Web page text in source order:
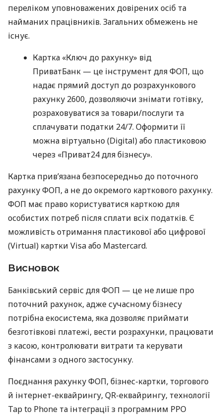
переліком уповноважених довірених осіб та
найманих працівників. Загальних обмежень не
існує.
Картка «Ключ до рахунку» від
ПриватБанк — це інструмент для ФОП, що
надає прямий доступ до розрахункового
рахунку 2600, дозволяючи знімати готівку,
розраховуватися за товари/послуги та
сплачувати податки 24/7. Оформити її
можна віртуально (Digital) або пластиковою
через «Приват24 для бізнесу».
Картка прив’язана безпосередньо до поточного
рахунку ФОП, а не до окремого карткового рахунку.
ФОП має право користуватися карткою для
особистих потреб після сплати всіх податків. Є
можливість отримання пластикової або цифрової
(Virtual) картки Visa або Mastercard.
Висновок
Банківський сервіс для ФОП — це не лише про
поточний рахунок, адже сучасному бізнесу
потрібна екосистема, яка дозволяє приймати
безготівкові платежі, вести розрахунки, працювати
з касою, контролювати витрати та керувати
фінансами з одного застосунку.
Поєднання рахунку ФОП, бізнес-картки, торгового
й інтернет-еквайрингу, QR-еквайрингу, технології
Tap to Phone та інтеграції з програмним РРО